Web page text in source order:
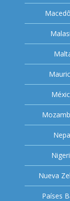
Nueva
Países